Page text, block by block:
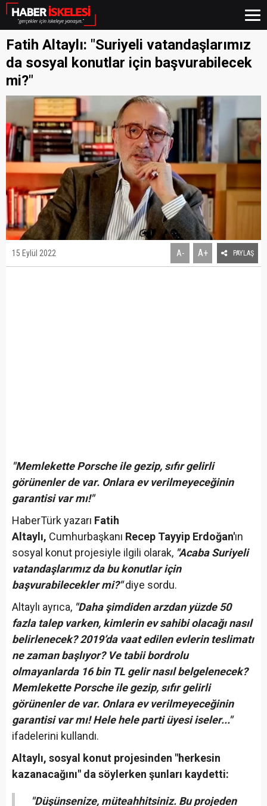
Fatih Altaylı: "Suriyeli vatandaşlarımız
da sosyal konutlar için başvurabilecek
mi?"
15 Eylül 2022 A- A+ PAYLAŞ
"Memlekette Porsche ile gezip, sıfır gelirli
görünenler de var. Onlara ev verilmeyeceğinin
garantisi var mı!"
HaberTürk yazarı Fatih
Altaylı, Cumhurbaşkanı Recep Tayyip Erdoğan'ın
sosyal konut projesiyle ilgili olarak, "Acaba Suriyeli
vatandaşlarımız da bu konutlar için
başvurabilecekler mi?"diye sordu.
Altaylı ayrıca, "Daha şimdiden arzdan yüzde 50
fazla talep varken, kimlerin ev sahibi olacağı nasıl
belirlenecek? 2019’da vaat edilen evlerin teslimatı
ne zaman başlıyor? Ve tabii bordrolu
olmayanlarda 16 bin TL gelir nasıl belgelenecek?
Memlekette Porsche ile gezip, sıfır gelirli
görünenler de var. Onlara ev verilmeyeceğinin
garantisi var mı! Hele hele parti üyesi iseler..."
ifadelerini kullandı.
Altaylı, sosyal konut projesinden "herkesin
kazanacağını" da söylerken şunları kaydetti:
"Düşünsenize, müteahhitsiniz. Bu projeden